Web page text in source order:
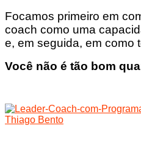
Focamos primeiro em
coach como uma
e, em seguida, em como
Você não é tão bom